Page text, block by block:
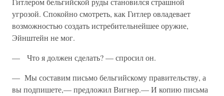
угрозой. Спокойно смотреть, как Гитлер овладевает
возможностью создать истребительнейшее оружие,
Эйнштейн не мог.
— Что я должен сделать? — спросил он.
— Мы составим письмо бельгийскому правительству, а
вы подпишете,— предложил Вигнер.— И копию письма